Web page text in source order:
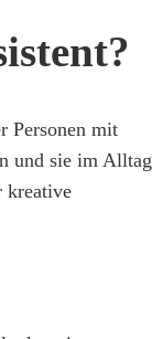
Personen mit
und sie im Alltag
kreative